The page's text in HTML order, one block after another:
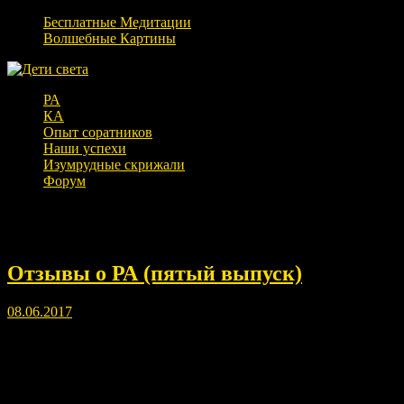
Бесплатные Медитации
Волшебные Картины
РА
КА
Опыт соратников
Наши успехи
Изумрудные скрижали
Форум
Отзывы о РА (пятый выпуск)
08.06.2017